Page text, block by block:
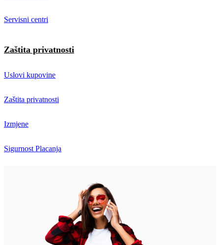
Servisni centri
Zaštita privatnosti
Uslovi kupovine
Zaštita privatnosti
Izmjene
Sigurnost Placanja